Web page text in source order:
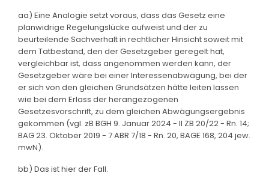
aa) Eine Analogie setzt voraus, dass das Gesetz eine
planwidrige Regelungslücke aufweist und der zu
beurteilende Sachverhalt in rechtlicher Hinsicht soweit mit
dem Tatbestand, den der Gesetzgeber geregelt hat,
vergleichbar ist, dass angenommen werden kann, der
Gesetzgeber wäre bei einer Interessenabwägung, bei der
er sich von den gleichen Grundsätzen hätte leiten lassen
wie bei dem Erlass der herangezogenen
Gesetzesvorschrift, zu dem gleichen Abwägungsergebnis
gekommen (vgl. zB BGH 9. Januar 2024 - II ZB 20/22 - Rn. 14;
BAG 23. Oktober 2019 - 7 ABR 7/18 - Rn. 20, BAGE 168, 204 jew.
mwN).
bb) Das ist hier der Fall.